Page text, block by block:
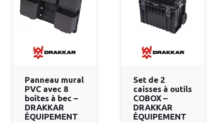
Panneau mural
PVC avec 8
boîtes à bec –
DRAKKAR
ÉQUIPEMENT
Set de 2
caisses à outils
COBOX –
DRAKKAR
ÉQUIPEMENT